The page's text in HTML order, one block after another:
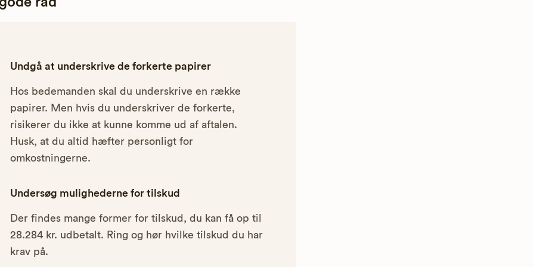
Undgå at underskrive de forkerte papirer
Hos bedemanden skal du underskrive en række
papirer. Men hvis du underskriver de forkerte,
risikerer du ikke at kunne komme ud af aftalen.
Husk, at du altid hæfter personligt for
omkostningerne.
Undersøg mulighederne for tilskud
Der findes mange former for tilskud, du kan få op til
28.284 kr. udbetalt. Ring og hør hvilke tilskud du har
krav på.